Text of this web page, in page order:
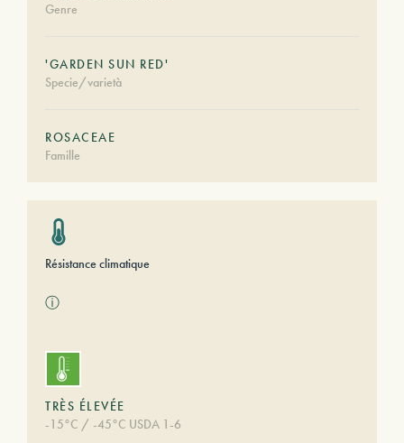
Genre
'GARDEN SUN RED'
Specie/varietà
ROSACEAE
Famille
Résistance climatique
ⓘ
TRÈS ÉLEVÉE
-15°C / -45°C USDA 1-6